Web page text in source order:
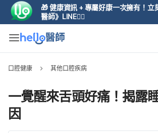
🎁 健康資訊 + 專屬好康一次擁有！立
醫師》LINE👆🏼
口腔健康 其他口腔疾病
一覺醒來舌頭好痛！揭露
因